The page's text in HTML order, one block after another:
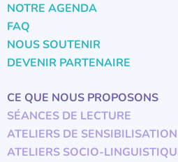
NOTRE AGENDA
FAQ
NOUS SOUTENIR
DEVENIR PARTENAIRE
CE QUE NOUS PROPOSONS
SÉANCES DE LECTURE
ATELIERS DE
ATELIERS SOCIO-